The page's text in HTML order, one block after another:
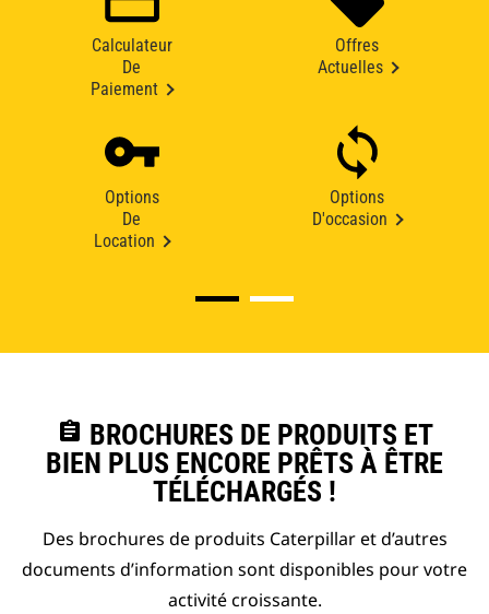
Calculateur
De
Paiement
Offres
Actuelles
Options
De
Location
Options
D'occasion
assignment BROCHURES DE PRODUITS ET
BIEN PLUS ENCORE PRÊTS À ÊTRE
TÉLÉCHARGÉS !
Des brochures de produits Caterpillar et d’autres
documents d’information sont disponibles pour votre
activité croissante.